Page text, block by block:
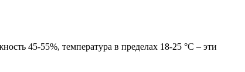
45-55%, температура в пределах 18-25 °C – эти